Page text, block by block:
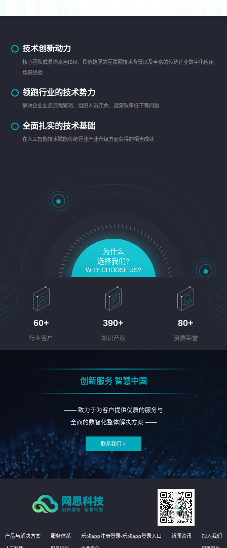
技术创新动力
核心团队成员均来自IBM，具备雄厚的互联网技术背景以及丰富的传统企业数字化应用
场景经验
领跑行业的技术势力
解决企业业务流程繁琐、组织人员冗余、运营效率低下等问题
全面扎实的技术基础
在人工智能技术赋能传统行业产业升级方面获得的相当成就
为什么
选择我们?
WHY CHOOSE US?
60+
行业客户
390+
知识产权
80+
资质荣誉
创新服务 智慧中国
—— 致力于为客户提供优质的服务与
全面的数智化整体解决方案 ——
联系我们 >
产品与解决方案 服务体系 乐动app注册登录-乐动app登录入口 新闻资讯 加入我们